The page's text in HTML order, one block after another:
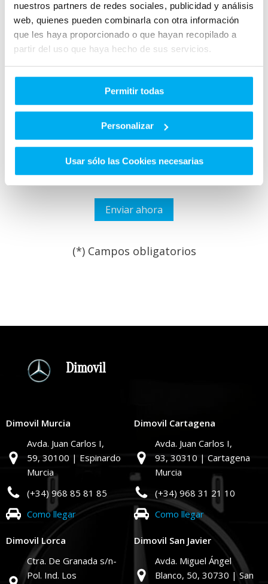
nuestros partners de redes sociales, publicidad y análisis
web, quienes pueden combinarla con otra información
que les haya proporcionado o que hayan recopilado a
partir del uso que haya hecho de sus servicios.
Permitir todas
Personalizar
Usar sólo las Cookies necesarias
He leído y acepto lasCondiciones legalesy lapolítica de
Quiero que GRUPO HUERTAS me informe sobre sus
servicios y productos que puedan adaptarse a mis
necesidades y puedan ser de mi interés.
(*) Campos obligatorios
Dimovil
Dimovil Murcia
Avda. Juan Carlos I,
59, 30100 | Espinardo
Murcia
(+34) 968 85 81 85
Como llegar
Dimovil Cartagena
Avda. Juan Carlos I,
93, 30310 | Cartagena
Murcia
(+34) 968 31 21 10
Como llegar
Dimovil Lorca
Ctra. De Granada s/n-
Pol. Ind. Los
Dimovil San Javier
Avda. Miguel Ángel
Blanco, 50, 30730 | San